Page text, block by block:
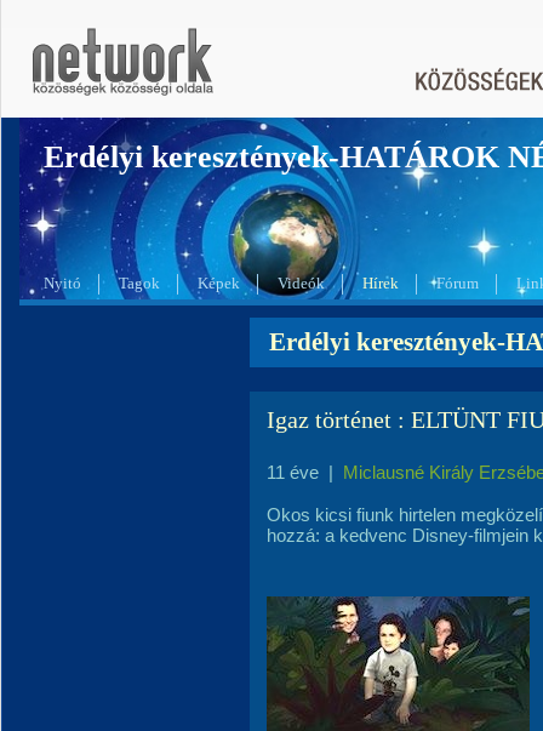
Erdélyi keresztények-HATÁROK
Nyitó Tagok Képek Videók Hírek Fórum
Erdélyi keresztények-
Igaz történet : ELTÜNT
11 éve | Miclausné Király
Okos kicsi fiunk hirtelen
hozzá: a kedvenc Disney-filmjein